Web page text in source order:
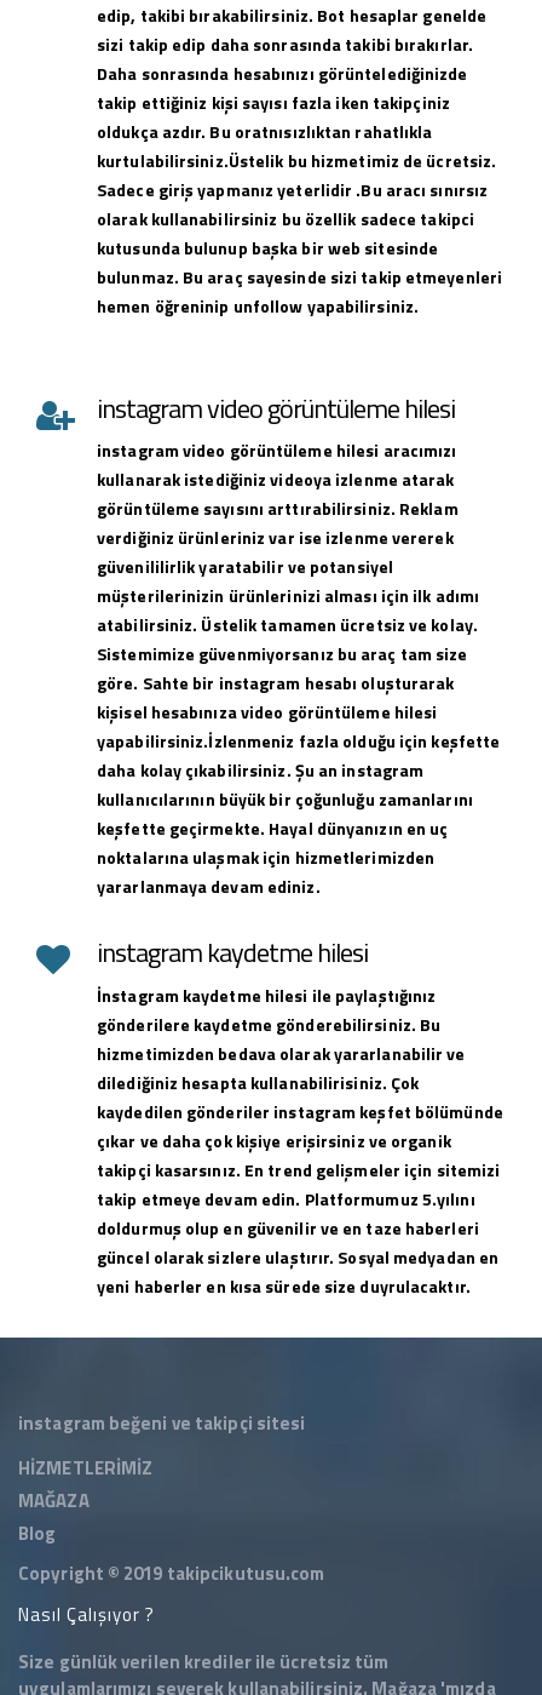
edip, takibi bırakabilirsiniz. Bot hesaplar genelde
sizi takip edip daha sonrasında takibi bırakırlar.
Daha sonrasında hesabınızı görüntelediğinizde
takip ettiğiniz kişi sayısı fazla iken takipçiniz
oldukça azdır. Bu oratnısızlıktan rahatlıkla
kurtulabilirsiniz.Üstelik bu hizmetimiz de ücretsiz.
Sadece giriş yapmanız yeterlidir .Bu aracı sınırsız
olarak kullanabilirsiniz bu özellik sadece takipci
kutusunda bulunup başka bir web sitesinde
bulunmaz. Bu araç sayesinde sizi takip etmeyenleri
hemen öğreninip unfollow yapabilirsiniz.
instagram video görüntüleme hilesi
instagramvideo görüntüleme hilesi aracımızı
kullanarak istediğiniz videoya izlenme atarak
görüntüleme sayısını arttırabilirsiniz. Reklam
verdiğiniz ürünleriniz var ise izlenme vererek
güvenililirlik yaratabilir ve potansiyel
müşterilerinizin ürünlerinizi alması için ilk adımı
atabilirsiniz. Üstelik tamamen ücretsiz ve kolay.
Sistemimize güvenmiyorsanız bu araç tam size
göre. Sahte bir instagram hesabı oluşturarak
kişisel hesabınıza video görüntüleme hilesi
yapabilirsiniz.İzlenmeniz fazla olduğu için keşfette
daha kolay çıkabilirsiniz. Şu an instagram
kullanıcılarının büyük bir çoğunluğu zamanlarını
keşfette geçirmekte. Hayal dünyanızın en uç
noktalarına ulaşmak için hizmetlerimizden
yararlanmaya devam ediniz.
instagram kaydetme hilesi
İnstagram kaydetme hilesi ile paylaştığınız
gönderilere kaydetme gönderebilirsiniz. Bu
hizmetimizden bedava olarak yararlanabilir ve
dilediğiniz hesapta kullanabilirisiniz. Çok
kaydedilen gönderiler instagram keşfet bölümünde
çıkar ve daha çok kişiye erişirsiniz ve organik
takipçi kasarsınız. En trend gelişmeler için sitemizi
takip etmeye devam edin. Platformumuz 5.yılını
doldurmuş olup en güvenilir ve en taze haberleri
güncel olarak sizlere ulaştırır. Sosyal medyadan en
yeni haberler en kısa sürede size duyrulacaktır.
instagram beğeni ve takipçi sitesi
HİZMETLERİMİZ
MAĞAZA
Blog
Copyright © 2019 takipcikutusu.com
Nasıl Çalışıyor ?
Size günlük verilen krediler ile ücretsiz tüm
uygulamlarımızı severek kullanabilirsiniz. Mağaza'mızda